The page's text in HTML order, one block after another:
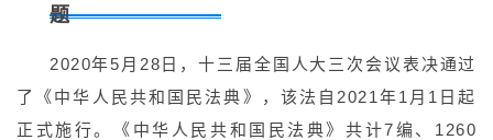
题
2020年5月28日，十三届全国人大三次会议表决通过
了《中华人民共和国民法典》，该法自2021年1月1日起
正式施行。《中华人民共和国民法典》共计7编、1260